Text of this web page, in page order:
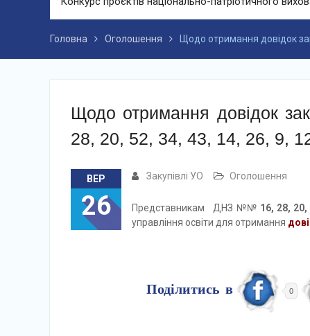
Головна Оголошення Щодо отримання довідок
Щодо отримання довідок
28, 20, 52, 34, 43, 14, 26, 9,
ВЕР
26
Закупівлі УО Оголошення
Представникам ДНЗ №№ 16, 28,
управління освіти для отримання
Поділитись в 0